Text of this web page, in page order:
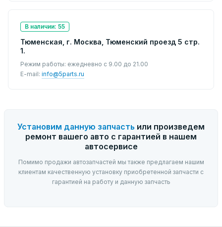
В наличии: 55
Тюменская, г. Москва, Тюменский проезд 5 стр.
1.
Режим работы: ежедневно с 9.00 до 21.00
E-mail: info@5parts.ru
Установим данную запчасть или произведем
ремонт вашего авто с гарантией в нашем
автосервисе
Помимо продажи автозапчастей мы также предлагаем нашим
клиентам качественную установку приобретенной запчасти с
гарантией на работу и данную запчасть